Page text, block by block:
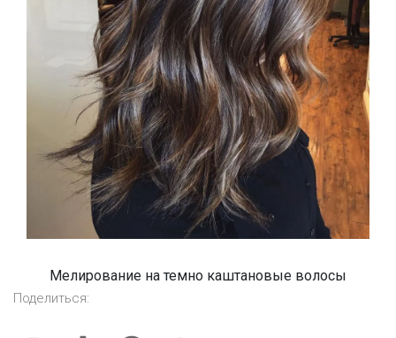
Мелирование на темно каштановые волосы
Поделиться: